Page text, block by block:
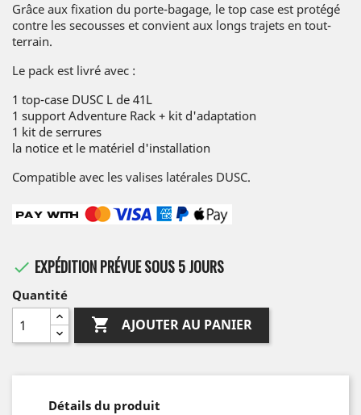
Grâce aux fixation du porte-bagage, le top case est protégé
contre les secousses et convient aux longs trajets en tout-
terrain.
Le pack est livré avec :
1 top-case DUSC L de 41L
1 support Adventure Rack + kit d'adaptation
1 kit de serrures
la notice et le matériel d'installation
Compatible avec les valises latérales DUSC.
 EXPÉDITION PRÉVUE SOUS 5 JOURS
Quantité
 AJOUTER AU PANIER
Détails du produit